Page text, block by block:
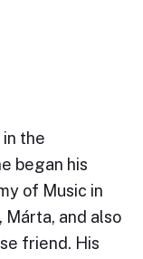
the
began his
of Music in
Márta, and also
friend. His